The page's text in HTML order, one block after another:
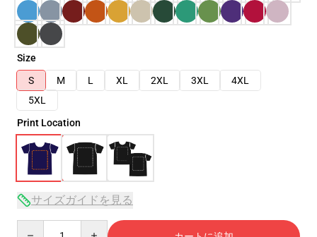
Size
S
M L XL 2XL 3XL
4XL
5XL
Print Location
サイズガイドを見る